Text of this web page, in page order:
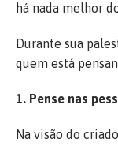
há nada melhor
Durante sua
quem está
1. Pense nas
Na visão do